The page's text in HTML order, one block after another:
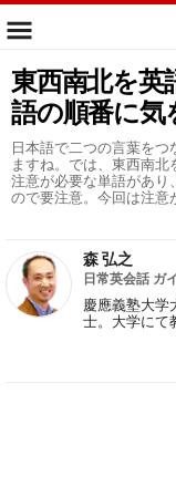
東西南北を英
語の順番に気
日本語で二つの言葉を
ますね。では、東西南
注意が必要な単語があり
ので要注意。今回は注意
森 弘之
日常英会話 ガ
慶應義塾大学
士。大学にて